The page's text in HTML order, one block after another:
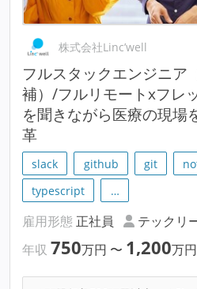
株式会社Linc’well
フルスタックエンジニア
補）/フルリモートxフレ
を聞きながら医療の現場
革
slack github git
typescript
…
雇用形態 正社員 テックリ
年収 750万円 〜 1,200万円